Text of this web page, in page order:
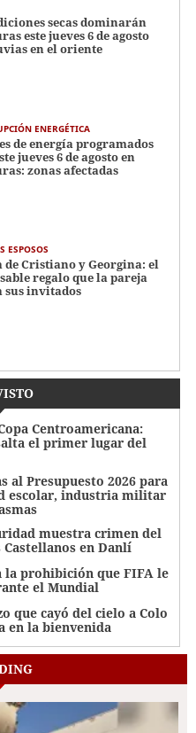
secas dominarán
este jueves 6 de agosto
en el oriente
ENERGÉTICA
de energía programados
jueves 6 de agosto en
zonas afectadas
ESPOSOS
de Cristiano y Georgina: el
regalo que la pareja
sus invitados
Centroamericana:
el primer lugar del
al Presupuesto 2026 para
escolar, industria militar
muestra crimen del
en Danlí
la prohibición que FIFA le
el Mundial
que cayó del cielo a Colo
en la bienvenida